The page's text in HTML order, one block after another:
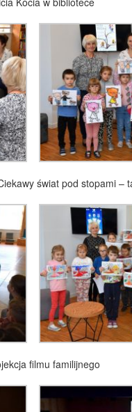
świat pod stopami –
filmu familijnego